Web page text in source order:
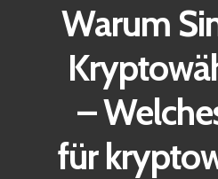
Warum
–
für